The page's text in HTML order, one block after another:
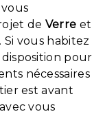
de Verre et
Si vous habitez
pour
nécessaires
est avant
vous